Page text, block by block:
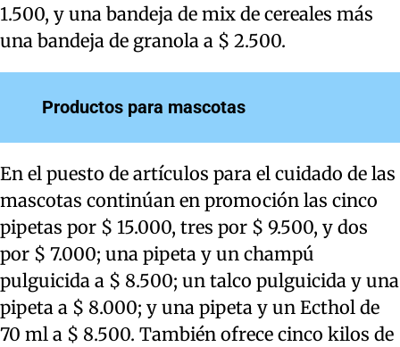
1.500, y una bandeja de mix de cereales más
una bandeja de granola a $ 2.500.
Productos para mascotas
En el puesto de artículos para el cuidado de las
mascotas continúan en promoción las cinco
pipetas por $ 15.000, tres por $ 9.500, y dos
por $ 7.000; una pipeta y un champú
pulguicida a $ 8.500; un talco pulguicida y una
pipeta a $ 8.000; y una pipeta y un Ecthol de
70 ml a $ 8.500. También ofrece cinco kilos de